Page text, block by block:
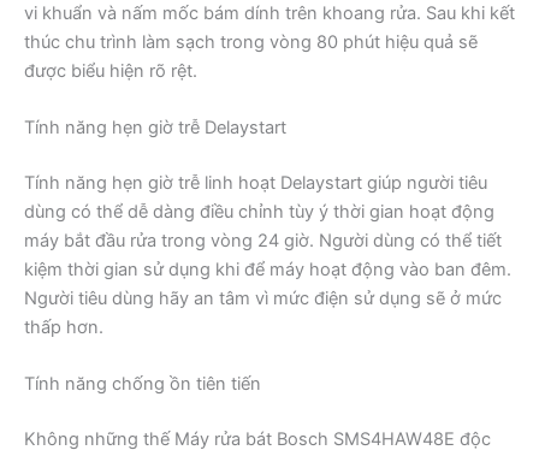
vi khuẩn và nấm mốc bám dính trên khoang rửa. Sau khi kết
thúc chu trình làm sạch trong vòng 80 phút hiệu quả sẽ
được biểu hiện rõ rệt.
Tính năng hẹn giờ trễ Delaystart
Tính năng hẹn giờ trễ linh hoạt Delaystart giúp người tiêu
dùng có thể dễ dàng điều chỉnh tùy ý thời gian hoạt động
máy bắt đầu rửa trong vòng 24 giờ. Người dùng có thể tiết
kiệm thời gian sử dụng khi để máy hoạt động vào ban đêm.
Người tiêu dùng hãy an tâm vì mức điện sử dụng sẽ ở mức
thấp hơn.
Tính năng chống ồn tiên tiến
Không những thế Máy rửa bát Bosch SMS4HAW48E độc